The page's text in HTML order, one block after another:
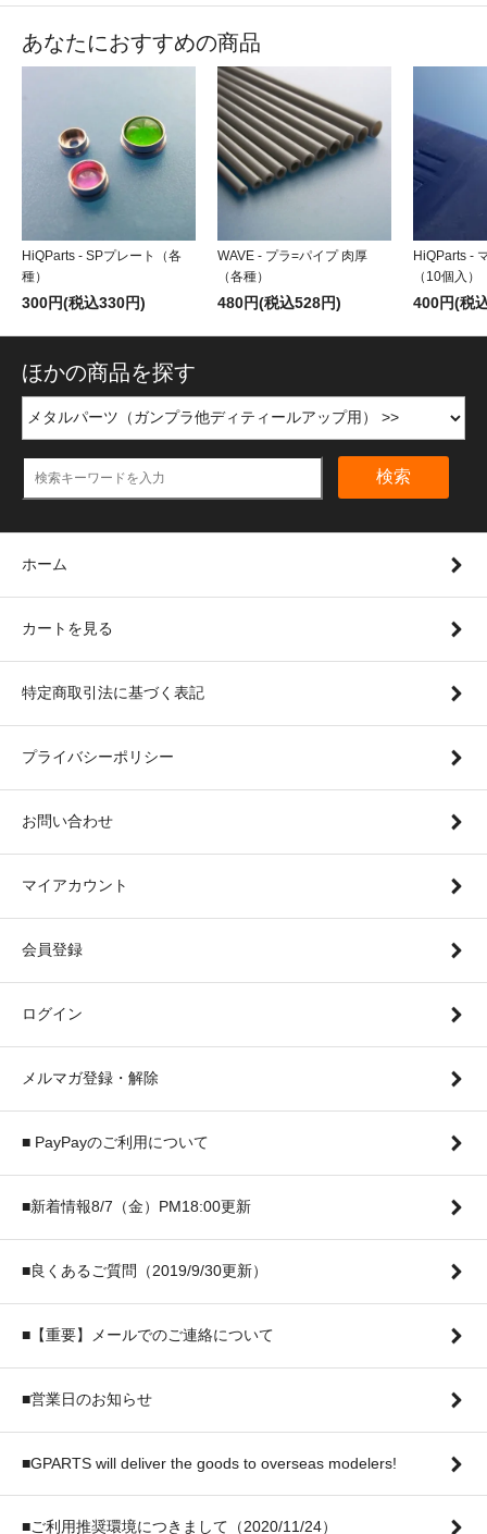
あなたにおすすめの商品
HiQParts - SPプレート（各
種）
300円(税込330円)
WAVE - プラ=パイプ 肉厚
（各種）
480円(税込528円)
HiQParts -
（10個入）
400円(税
ほかの商品を探す
検索
ホーム
カートを見る
特定商取引法に基づく表記
プライバシーポリシー
お問い合わせ
マイアカウント
会員登録
ログイン
メルマガ登録・解除
■ PayPayのご利用について
■新着情報8/7（金）PM18:00更新
■良くあるご質問（2019/9/30更新）
■【重要】メールでのご連絡について
■営業日のお知らせ
■GPARTS will deliver the goods to overseas modelers!
■ご利用推奨環境につきまして（2020/11/24）